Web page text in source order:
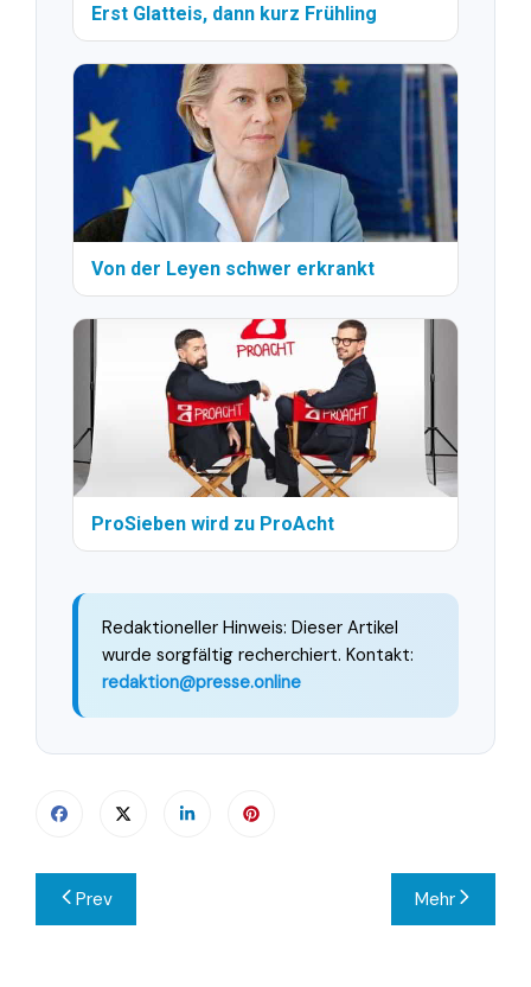
Erst Glatteis, dann kurz Frühling
Von der Leyen schwer erkrankt
ProSieben wird zu ProAcht
Redaktioneller Hinweis: Dieser Artikel
wurde sorgfältig recherchiert. Kontakt:
redaktion@presse.online
Beitragsnavigation
Prev Mehr